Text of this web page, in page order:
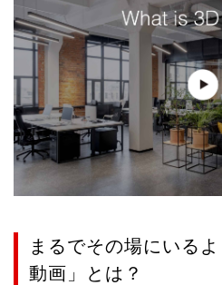
まるでその場にいる
動画」とは？